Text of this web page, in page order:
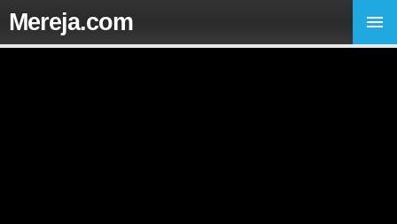
Mereja.com